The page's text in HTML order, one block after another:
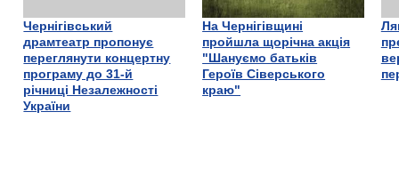
Чернігівський
драмтеатр пропонує
переглянути концертну
програму до 31-й
річниці Незалежності
України
На Чернігівщині
пройшла щорічна акція
"Шануємо батьків
Героїв Сіверського
краю"